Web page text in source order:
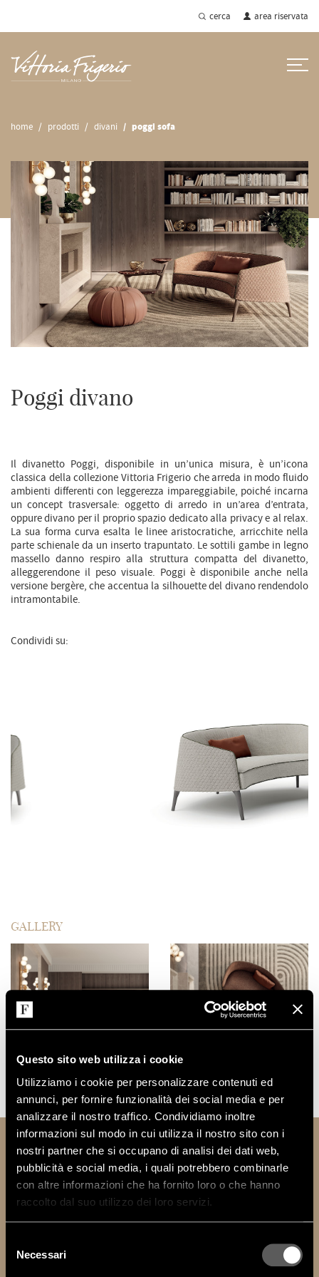
Questo sito web utilizza i cookie
Utilizziamo i cookie per personalizzare contenuti ed
annunci, per fornire funzionalità dei social media e per
analizzare il nostro traffico. Condividiamo inoltre
informazioni sul modo in cui utilizza il nostro sito con i
nostri partner che si occupano di analisi dei dati web,
pubblicità e social media, i quali potrebbero combinarle
con altre informazioni che ha fornito loro o che hanno
raccolto dal suo utilizzo dei loro servizi.
delNecessari
cerca area riservata
home prodotti divani poggi sofa
Poggi divano
Il divanetto Poggi, disponibile in un’unica misura, è un’icona
classica della collezione Vittoria Frigerio che arreda in modo fluido
ambienti differenti con leggerezza impareggiabile, poiché incarna
un concept trasversale: oggetto di arredo in un’area d’entrata,
oppure divano per il proprio spazio dedicato alla privacy e al relax.
La sua forma curva esalta le linee aristocratiche, arricchite nella
parte schienale da un inserto trapuntato. Le sottili gambe in legno
massello danno respiro alla struttura compatta del divanetto,
alleggerendone il peso visuale. Poggi è disponibile anche nella
versione bergère, che accentua la silhouette del divano rendendolo
intramontabile.
Condividi su:
GALLERY
MOSTRA TUTTE LE FOTO
INFORMAZIONI TECNICHE